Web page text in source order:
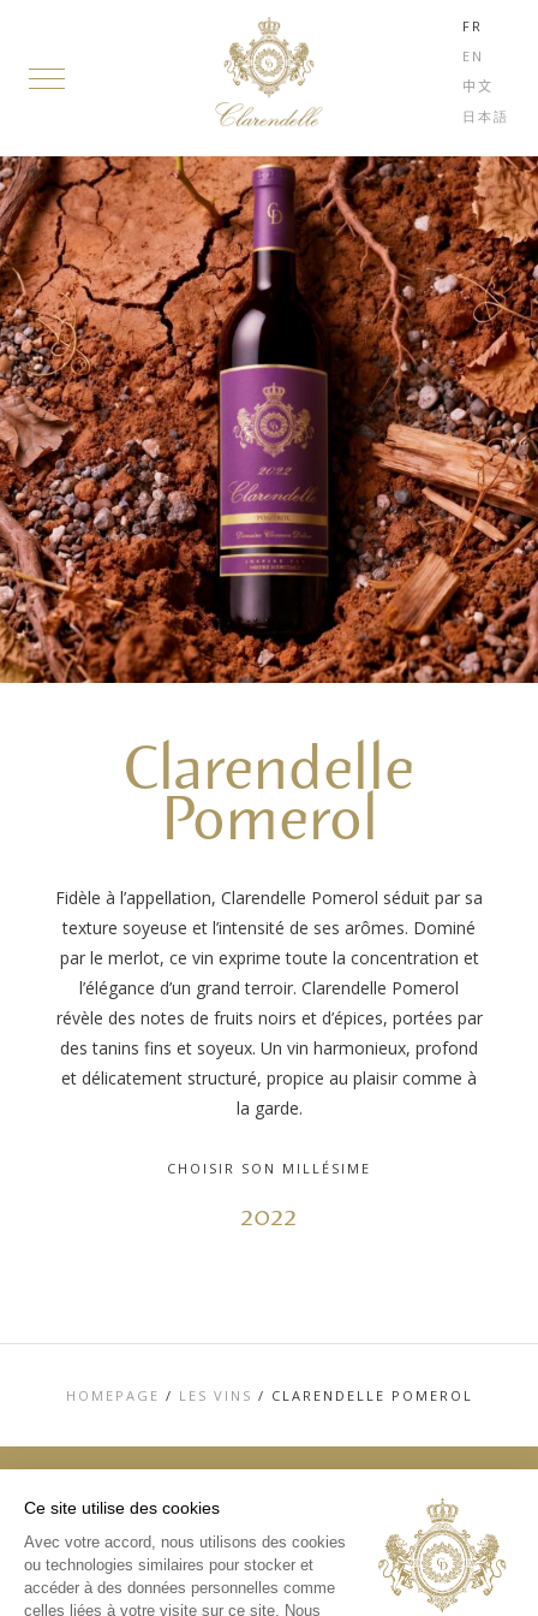
FR
EN
中文
日本語
Clarendelle
Pomerol
Fidèle à l’appellation, Clarendelle Pomerol séduit par sa
texture soyeuse et l’intensité de ses arômes. Dominé
par le merlot, ce vin exprime toute la concentration et
l’élégance d’un grand terroir. Clarendelle Pomerol
révèle des notes de fruits noirs et d’épices, portées par
des tanins fins et soyeux. Un vin harmonieux, profond
et délicatement structuré, propice au plaisir comme à
la garde.
CHOISIR SON MILLÉSIME
2022
HOMEPAGE / LES VINS / CLARENDELLE POMEROL
CONTACT
MENTIONS LÉGALES
CHARTE DE DONNÉES PERSONNELLES &
TOP
Ce site utilise des cookies
Avec votre accord, nous utilisons des cookies
ou technologies similaires pour stocker et
accéder à des données personnelles comme
celles liées à votre visite sur ce site. Nous